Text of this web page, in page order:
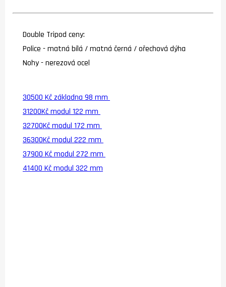
Double Tripod ceny:
Police - matná bílá / matná černá / ořechová dýha
Nohy - nerezová ocel
30500 Kč základna 98 mm
31200Kč modul 122 mm
32700Kč modul 172 mm
36300Kč modul 222 mm
37900 Kč modul 272 mm
41400 Kč modul 322 mm